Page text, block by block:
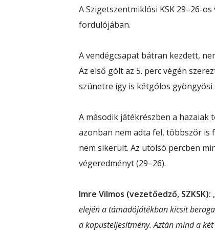
A Szigetszentmiklósi KSK 29–26-
fordulójában.
A vendégcsapat bátran kezdett,
Az első gólt az 5. perc végén
szünetre így is kétgólos
A második játékrészben a hazaiak
azonban nem adta fel, többször is
nem sikerült. Az utolsó percben
végeredményt (29–26).
Imre Vilmos (vezetőedző, SZKSK):
elején a támadójátékban kicsit
a kapusteljesítmény. Aztán mind a